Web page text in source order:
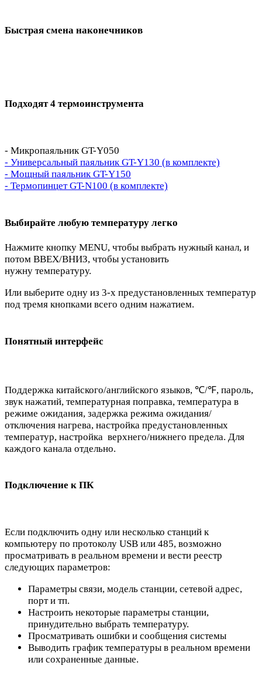
Быстрая смена наконечников
Подходят 4 термоинструмента
- Микропаяльник GT-Y050
- Универсальный паяльник GT-Y130 (в комплекте)
- Мощный паяльник GT-Y150
- Термопинцет GT-N100 (в комплекте)
Выбирайте любую температуру легко
Нажмите кнопку MENU, чтобы выбрать нужный канал, и
потом ВВЕХ/ВНИЗ, чтобы установить
нужну температуру.
Или выберите одну из 3-х предустановленных температур
под тремя кнопками всего одним нажатием.
Понятный интерфейс
Поддержка китайского/английского языков, ℃/℉, пароль,
звук нажатий, температурная поправка, температура в
режиме ожидания, задержка режима ожидания/
отключения нагрева, настройка предустановленных
температур, настройка верхнего/нижнего предела. Для
каждого канала отдельно.
Подключение к ПК
Если подключить одну или несколько станций к
компьютеру по протоколу USB или 485, возможно
просматривать в реальном времени и вести реестр
следующих параметров:
Параметры связи, модель станции, сетевой адрес,
порт и тп.
Настроить некоторые параметры станции,
принудительно выбрать температуру.
Просматривать ошибки и сообщения системы
Выводить график температуры в реальном времени
или сохраненные данные.